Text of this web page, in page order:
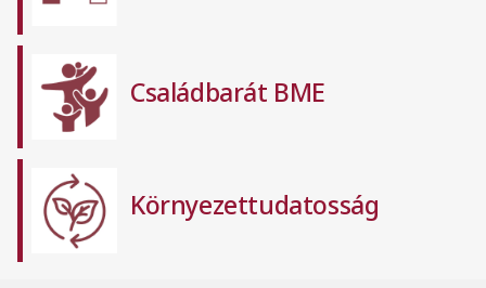
Családbarát BME
Környezettudatosság